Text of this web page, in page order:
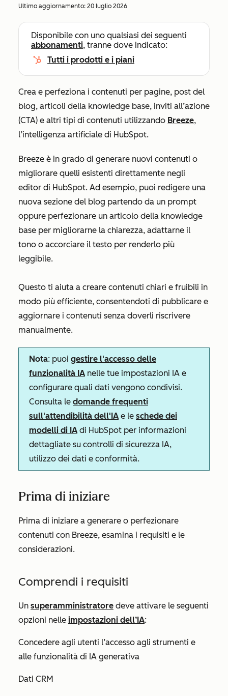
Ultimo aggiornamento: 20 luglio 2026
Disponibile con uno qualsiasi dei seguenti
abbonamenti, tranne dove indicato:
Tutti i prodotti e i piani
Crea e perfeziona i contenuti per pagine, post del
blog, articoli della knowledge base, inviti all’azione
(CTA) e altri tipi di contenuti utilizzando Breeze,
l’intelligenza artificiale di HubSpot.
Breeze è in grado di generare nuovi contenuti o
migliorare quelli esistenti direttamente negli
editor di HubSpot. Ad esempio, puoi redigere una
nuova sezione del blog partendo da un prompt
oppure perfezionare un articolo della knowledge
base per migliorarne la chiarezza, adattarne il
tono o accorciare il testo per renderlo più
leggibile.
Questo ti aiuta a creare contenuti chiari e fruibili in
modo più efficiente, consentendoti di pubblicare e
aggiornare i contenuti senza doverli riscrivere
manualmente.
Nota: puoi gestire l'accesso delle
funzionalità IA nelle tue impostazioni IA e
configurare quali dati vengono condivisi.
Consulta le domande frequenti
sull'attendibilità dell'IA e le schede dei
modelli di IA di HubSpot per informazioni
dettagliate su controlli di sicurezza IA,
utilizzo dei dati e conformità.
Prima di iniziare
Prima di iniziare a generare o perfezionare
contenuti con Breeze, esamina i requisiti e le
considerazioni.
Comprendi i requisiti
Un superamministratore deve attivare le seguenti
opzioni nelle impostazioni dell’IA:
Concedere agli utenti l’accesso agli strumenti e
alle funzionalità di IA generativa
Dati CRM